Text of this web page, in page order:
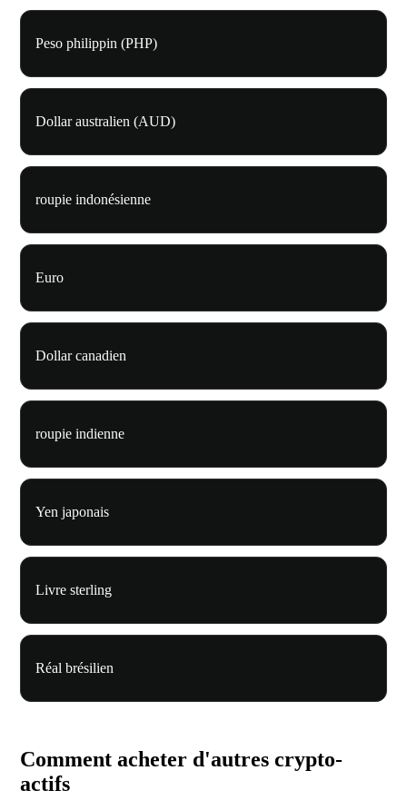
Peso philippin (PHP)
Dollar australien (AUD)
roupie indonésienne
Euro
Dollar canadien
roupie indienne
Yen japonais
Livre sterling
Réal brésilien
Comment acheter d'autres crypto-
actifs